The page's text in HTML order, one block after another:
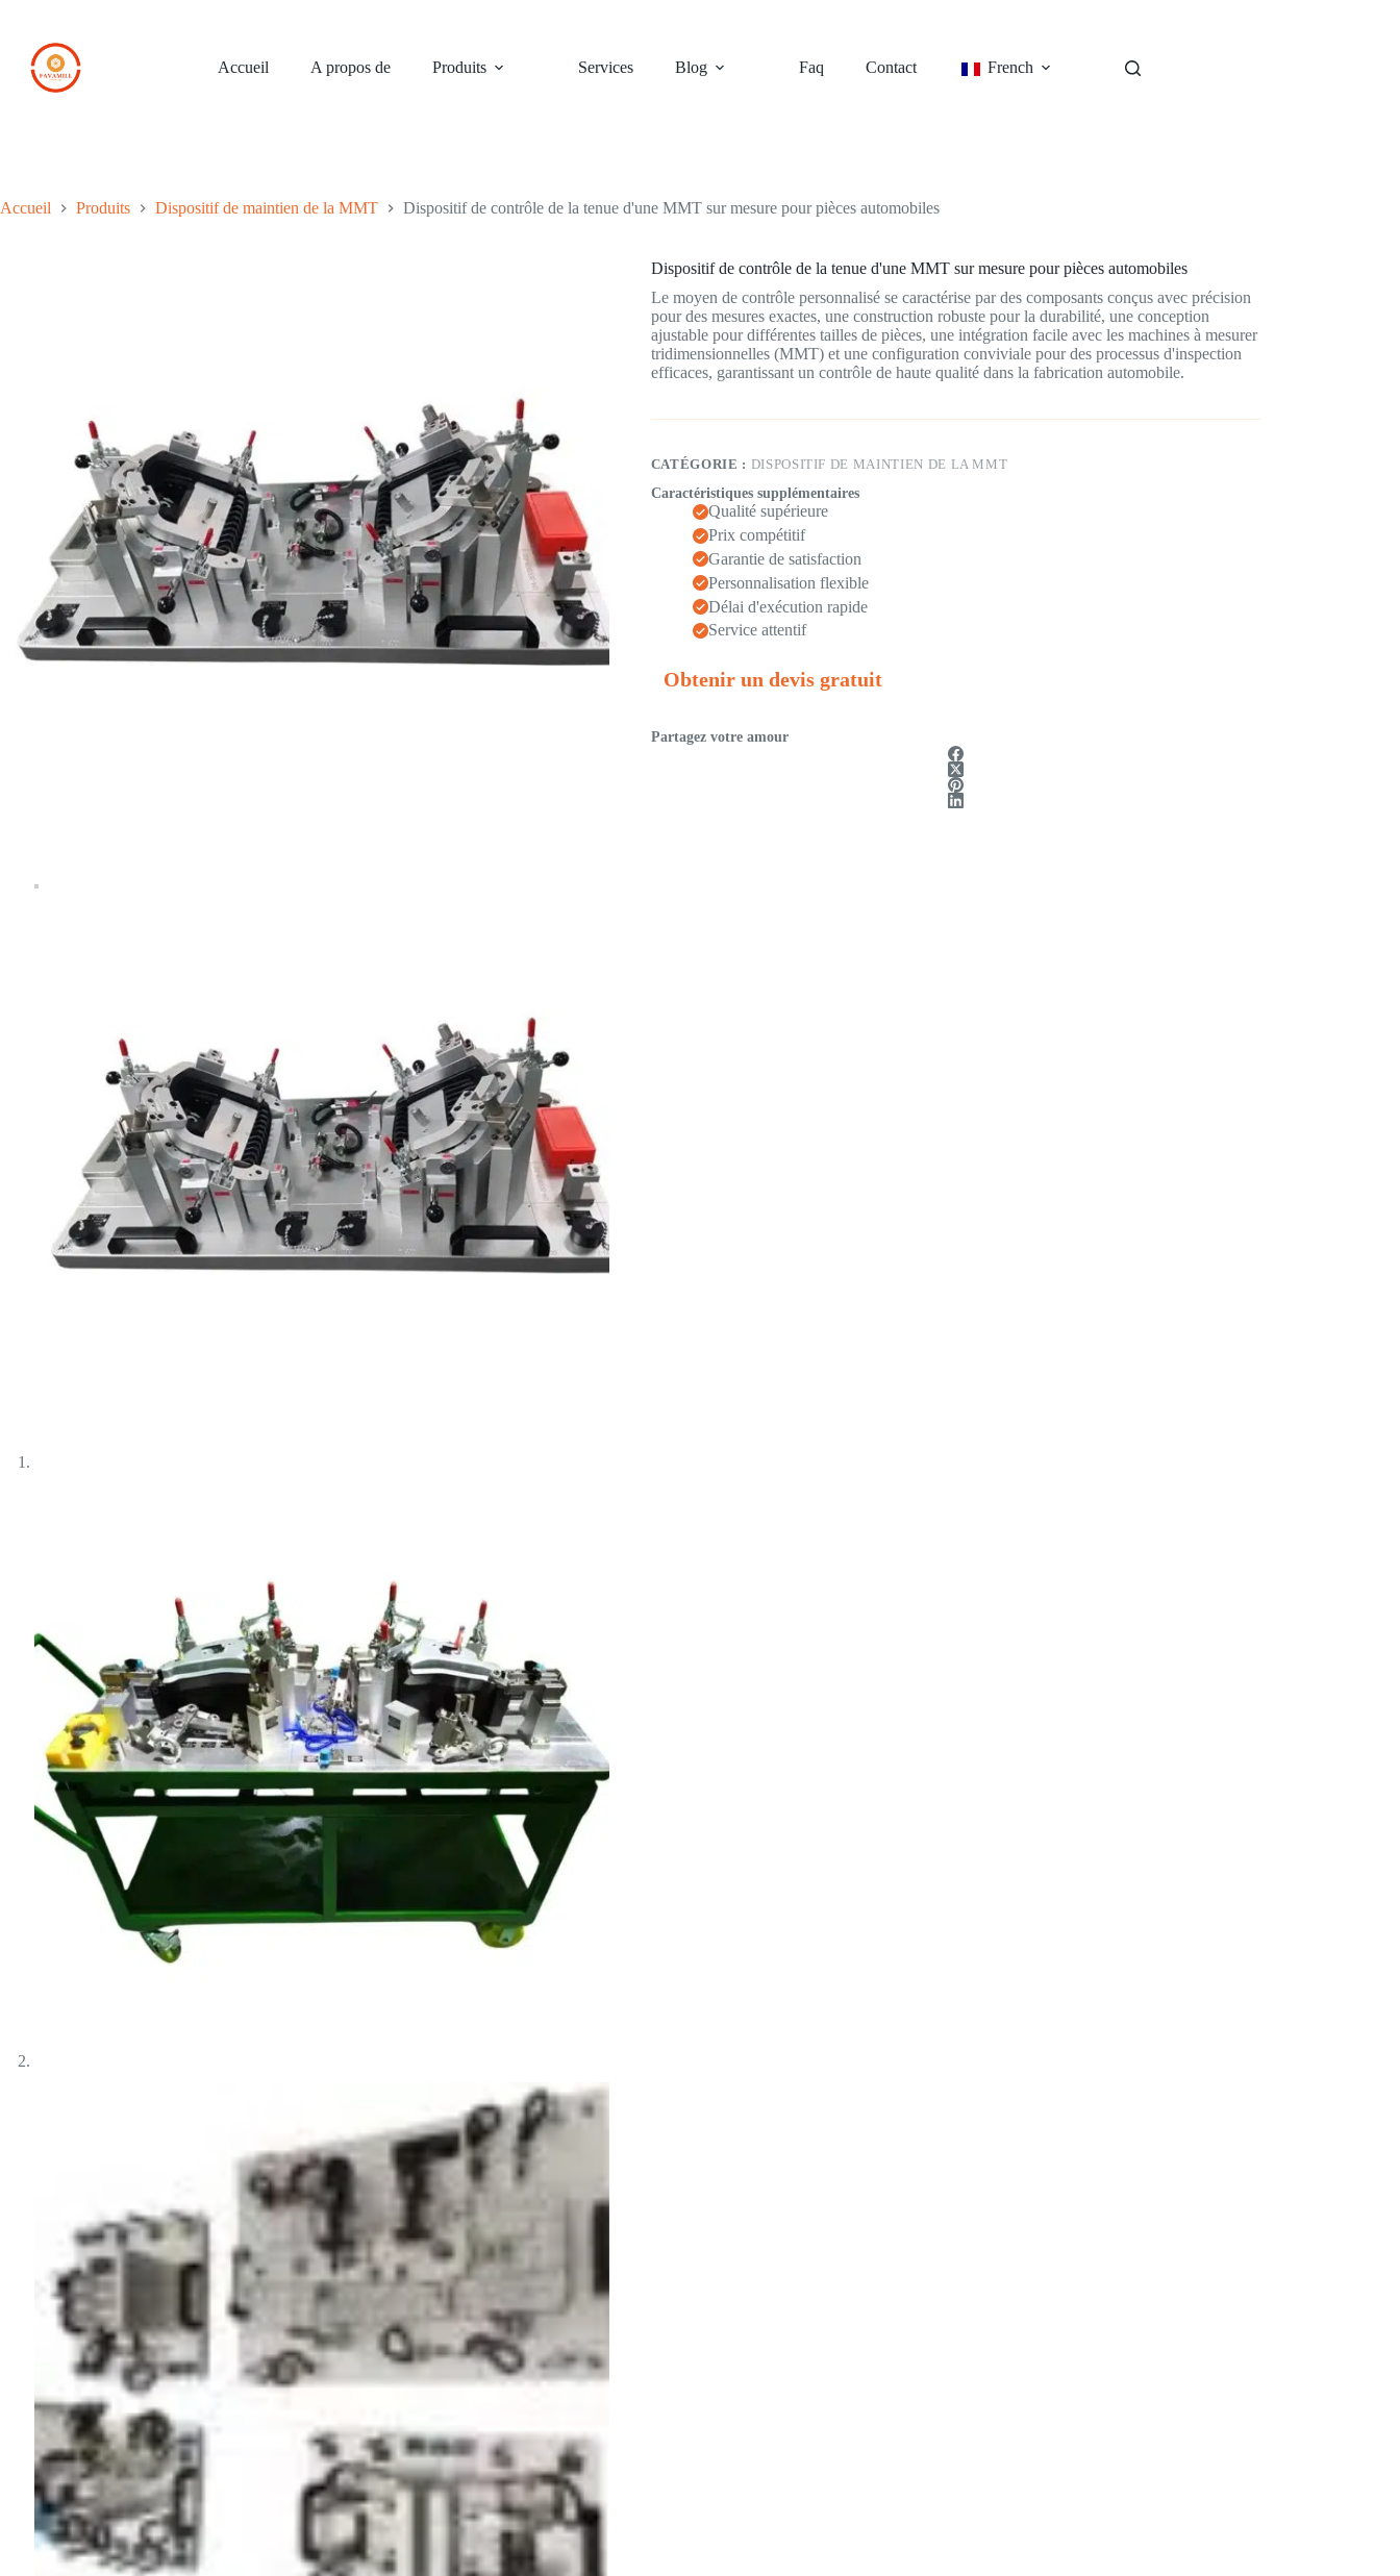
content
Accueil
A propos de Produits Services Blog Faq Contact French
Accueil Produits Dispositif de maintien de la MMT Dispositif de contrôle de la tenue d'une MMT sur mesure pour pièces automobiles
Dispositif de contrôle de la tenue d'une MMT sur mesure pour pièces automobiles
Le moyen de contrôle personnalisé se caractérise par des composants conçus avec précision
pour des mesures exactes, une construction robuste pour la durabilité, une conception
ajustable pour différentes tailles de pièces, une intégration facile avec les machines à mesurer
tridimensionnelles (MMT) et une configuration conviviale pour des processus d'inspection
efficaces, garantissant un contrôle de haute qualité dans la fabrication automobile.
CATÉGORIE : DISPOSITIF DE MAINTIEN DE LA MMT
Caractéristiques supplémentaires
Qualité supérieure
Prix compétitif
Garantie de satisfaction
Personnalisation flexible
Délai d'exécution rapide
Service attentif
Obtenir un devis gratuit
Partagez votre amour